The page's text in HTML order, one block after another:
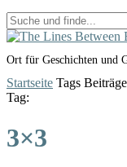
Ort für Geschichten und
Startseite Tags
Tag:
3×3